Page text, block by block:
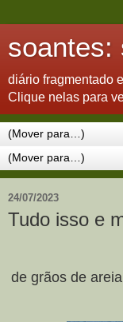
soantes:
diário fragmentado
Clique nelas para
24/07/2023
Tudo isso e
de grãos de